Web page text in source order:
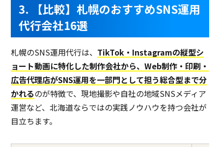
3. 【比較】札幌のおすすめSNS運用
代行会社16選
札幌のSNS運用代行は、 TikTok・Instagramの縦型シ
ョート動画に特化した制作会社から、Web制作・印刷・
広告代理店がSNS運用を一部門として担う総合型まで分
かれるのが特徴で、現地撮影や自社の地域SNSメディア
運営など、北海道ならではの実践ノウハウを持つ会社が
目立ちます。